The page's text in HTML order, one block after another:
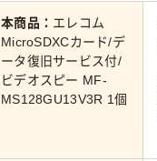
本商品： エレコム
MicroSDXCカード/デ
ータ復旧サービス付/
ビデオスピー MF-
MS128GU13V3R 1個